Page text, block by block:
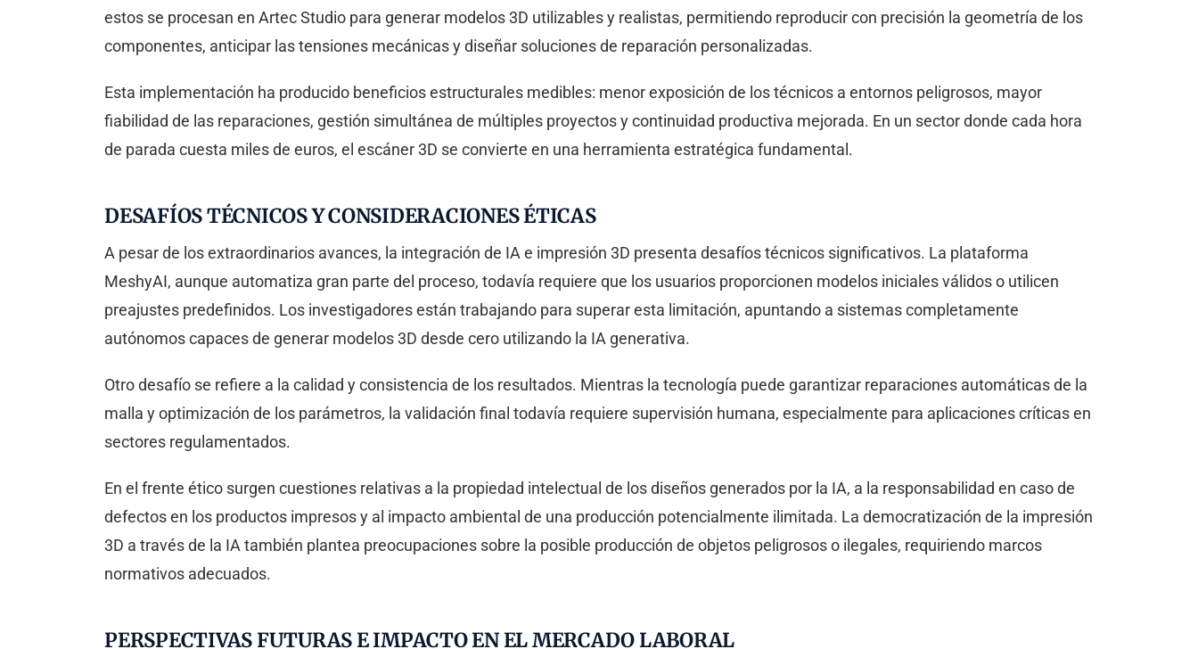
estos se procesan en Artec Studio para generar modelos 3D utilizables y realistas, permitiendo reproducir con precisión la geometría de los
componentes, anticipar las tensiones mecánicas y diseñar soluciones de reparación personalizadas.
Esta implementación ha producido beneficios estructurales medibles: menor exposición de los técnicos a entornos peligrosos, mayor
fiabilidad de las reparaciones, gestión simultánea de múltiples proyectos y continuidad productiva mejorada. En un sector donde cada hora
de parada cuesta miles de euros, el escáner 3D se convierte en una herramienta estratégica fundamental.
DESAFÍOS TÉCNICOS Y CONSIDERACIONES ÉTICAS
A pesar de los extraordinarios avances, la integración de IA e impresión 3D presenta desafíos técnicos significativos. La plataforma
MeshyAI, aunque automatiza gran parte del proceso, todavía requiere que los usuarios proporcionen modelos iniciales válidos o utilicen
preajustes predefinidos. Los investigadores están trabajando para superar esta limitación, apuntando a sistemas completamente
autónomos capaces de generar modelos 3D desde cero utilizando la IA generativa.
Otro desafío se refiere a la calidad y consistencia de los resultados. Mientras la tecnología puede garantizar reparaciones automáticas de la
malla y optimización de los parámetros, la validación final todavía requiere supervisión humana, especialmente para aplicaciones críticas en
sectores regulamentados.
En el frente ético surgen cuestiones relativas a la propiedad intelectual de los diseños generados por la IA, a la responsabilidad en caso de
defectos en los productos impresos y al impacto ambiental de una producción potencialmente ilimitada. La democratización de la impresión
3D a través de la IA también plantea preocupaciones sobre la posible producción de objetos peligrosos o ilegales, requiriendo marcos
normativos adecuados.
PERSPECTIVAS FUTURAS E IMPACTO EN EL MERCADO LABORAL